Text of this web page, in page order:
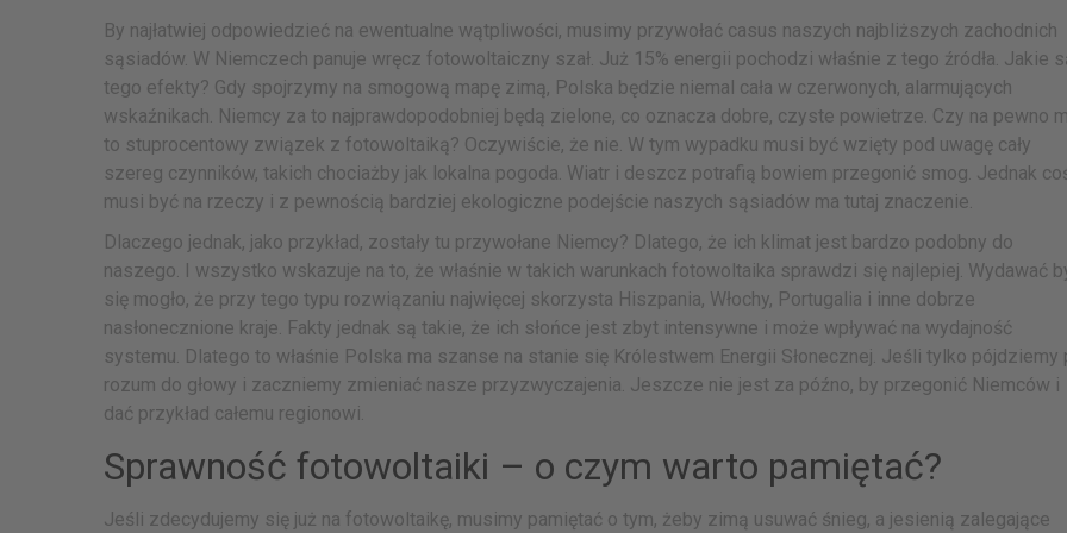
By najłatwiej odpowiedzieć na ewentualne wątpliwości, musimy przywołać casus naszych najbliższych zachodnich
sąsiadów. W Niemczech panuje wręcz fotowoltaiczny szał. Już 15% energii pochodzi właśnie z tego źródła. Jakie
tego efekty? Gdy spojrzymy na smogową mapę zimą, Polska będzie niemal cała w czerwonych, alarmujących
wskaźnikach. Niemcy za to najprawdopodobniej będą zielone, co oznacza dobre, czyste powietrze. Czy na pewno
to stuprocentowy związek z fotowoltaiką? Oczywiście, że nie. W tym wypadku musi być wzięty pod uwagę cały
szereg czynników, takich chociażby jak lokalna pogoda. Wiatr i deszcz potrafią bowiem przegonić smog. Jednak
musi być na rzeczy i z pewnością bardziej ekologiczne podejście naszych sąsiadów ma tutaj znaczenie.
Dlaczego jednak, jako przykład, zostały tu przywołane Niemcy? Dlatego, że ich klimat jest bardzo podobny do
naszego. I wszystko wskazuje na to, że właśnie w takich warunkach fotowoltaika sprawdzi się najlepiej. Wydawać
się mogło, że przy tego typu rozwiązaniu najwięcej skorzysta Hiszpania, Włochy, Portugalia i inne dobrze
nasłonecznione kraje. Fakty jednak są takie, że ich słońce jest zbyt intensywne i może wpływać na wydajność
systemu. Dlatego to właśnie Polska ma szanse na stanie się Królestwem Energii Słonecznej. Jeśli tylko pójdziemy
rozum do głowy i zaczniemy zmieniać nasze przyzwyczajenia. Jeszcze nie jest za późno, by przegonić Niemców i
dać przykład całemu regionowi.
Sprawność fotowoltaiki – o czym warto pamiętać?
Jeśli zdecydujemy się już na fotowoltaikę, musimy pamiętać o tym, żeby zimą usuwać śnieg, a jesienią zalegające